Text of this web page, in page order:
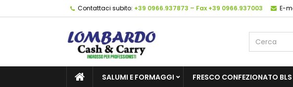
Contattaci subito: +39 0966.937873 – Fax +39 0966.937003 E-
SALUMI E FORMAGGI FRESCO CONFEZIONATO BLS